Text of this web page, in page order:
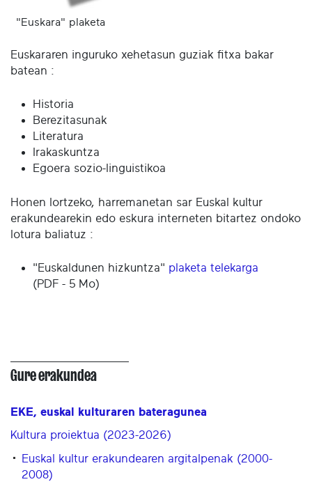
"Euskara" plaketa
Euskararen inguruko xehetasun guziak fitxa bakar
batean :
Historia
Berezitasunak
Literatura
Irakaskuntza
Egoera sozio-linguistikoa
Honen lortzeko, harremanetan sar Euskal kultur
erakundearekin edo eskura interneten bitartez ondoko
lotura baliatuz :
"Euskaldunen hizkuntza" plaketa telekarga
(PDF - 5 Mo)
Gure erakundea
EKE, euskal kulturaren bateragunea
Kultura proiektua (2023-2026)
Euskal kultur erakundearen argitalpenak (2000-
2008)